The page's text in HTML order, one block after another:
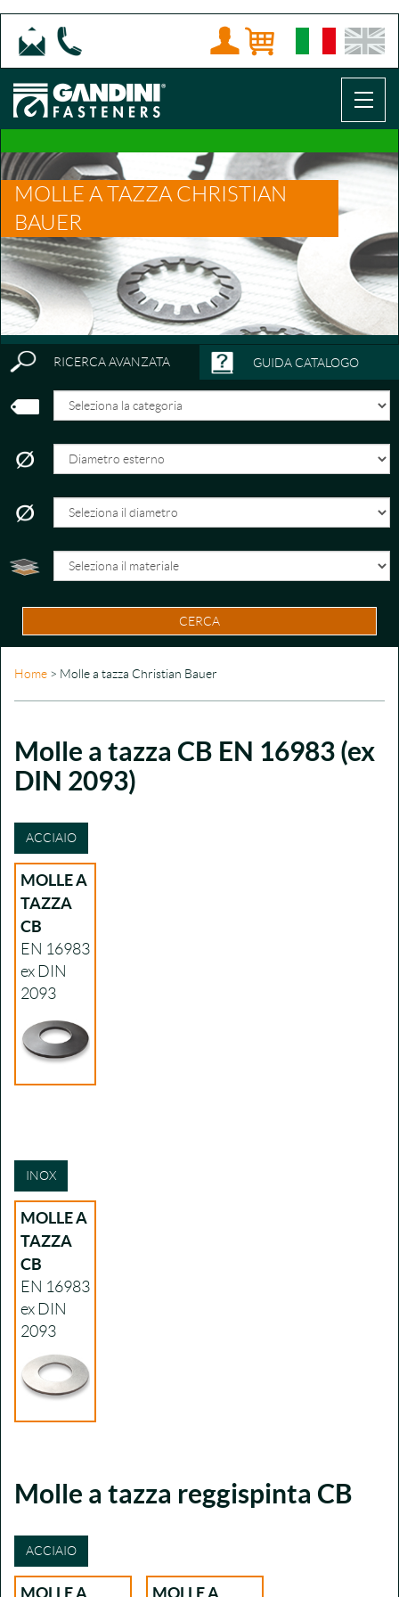
MOLLE A TAZZA CHRISTIAN
BAUER
RICERCA AVANZATA GUIDA CATALOGO
CERCA
Home > Molle a tazza Christian Bauer
Molle a tazza CB EN 16983 (ex
DIN 2093)
ACCIAIO
MOLLE A
TAZZA
CB
EN 16983
ex DIN
2093
INOX
MOLLE A
TAZZA
CB
EN 16983
ex DIN
2093
Molle a tazza reggispinta CB
ACCIAIO
MOLLE A MOLLE A